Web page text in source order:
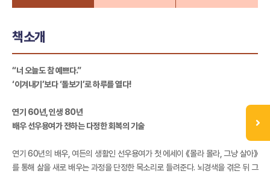
책소개
“너 오늘도 참 예쁘다.”
‘이겨내기’보다 ‘돌보기’로 하루를 열다!
연기 60년, 인생 80년
배우 선우용여가 전하는 다정한 회복의 기술
연기 60년의 배우, 여든의 생활인 선우용여가 첫 에세이 《몰라 몰라, 그냥 살아》
를 통해 삶을 새로 배우는 과정을 단정한 목소리로 들려준다. 뇌경색을 겪은 뒤 그